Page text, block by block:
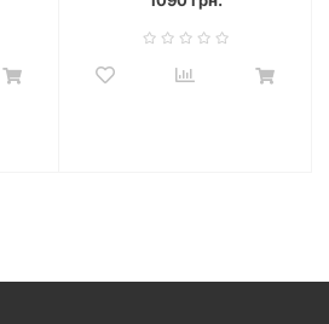
та допомогти у розвитку
просто гра, це інвестиція у
розваги, яка об'єднує та дарує